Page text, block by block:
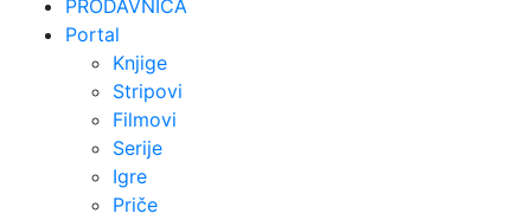
PRODAVNICA
Portal
Knjige
Stripovi
Filmovi
Serije
Igre
Priče